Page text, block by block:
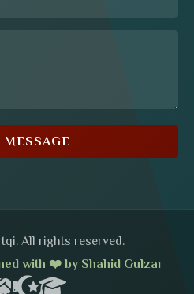
MESSAGE
All rights reserved.
with ❤️ by Shahid Gulzar